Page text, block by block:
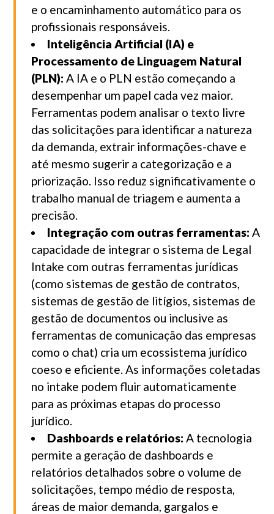
e o encaminhamento automático para os
profissionais responsáveis.
Inteligência Artificial (IA) e
Processamento de Linguagem Natural
(PLN): A IA e o PLN estão começando a
desempenhar um papel cada vez maior.
Ferramentas podem analisar o texto livre
das solicitações para identificar a natureza
da demanda, extrair informações-chave e
até mesmo sugerir a categorização e a
priorização. Isso reduz significativamente o
trabalho manual de triagem e aumenta a
precisão.
Integração com outras ferramentas: A
capacidade de integrar o sistema de Legal
Intake com outras ferramentas jurídicas
(como sistemas de gestão de contratos,
sistemas de gestão de litígios, sistemas de
gestão de documentos ou inclusive as
ferramentas de comunicação das empresas
como o chat) cria um ecossistema jurídico
coeso e eficiente. As informações coletadas
no intake podem fluir automaticamente
para as próximas etapas do processo
jurídico.
Dashboards e relatórios: A tecnologia
permite a geração de dashboards e
relatórios detalhados sobre o volume de
solicitações, tempo médio de resposta,
áreas de maior demanda, gargalos e